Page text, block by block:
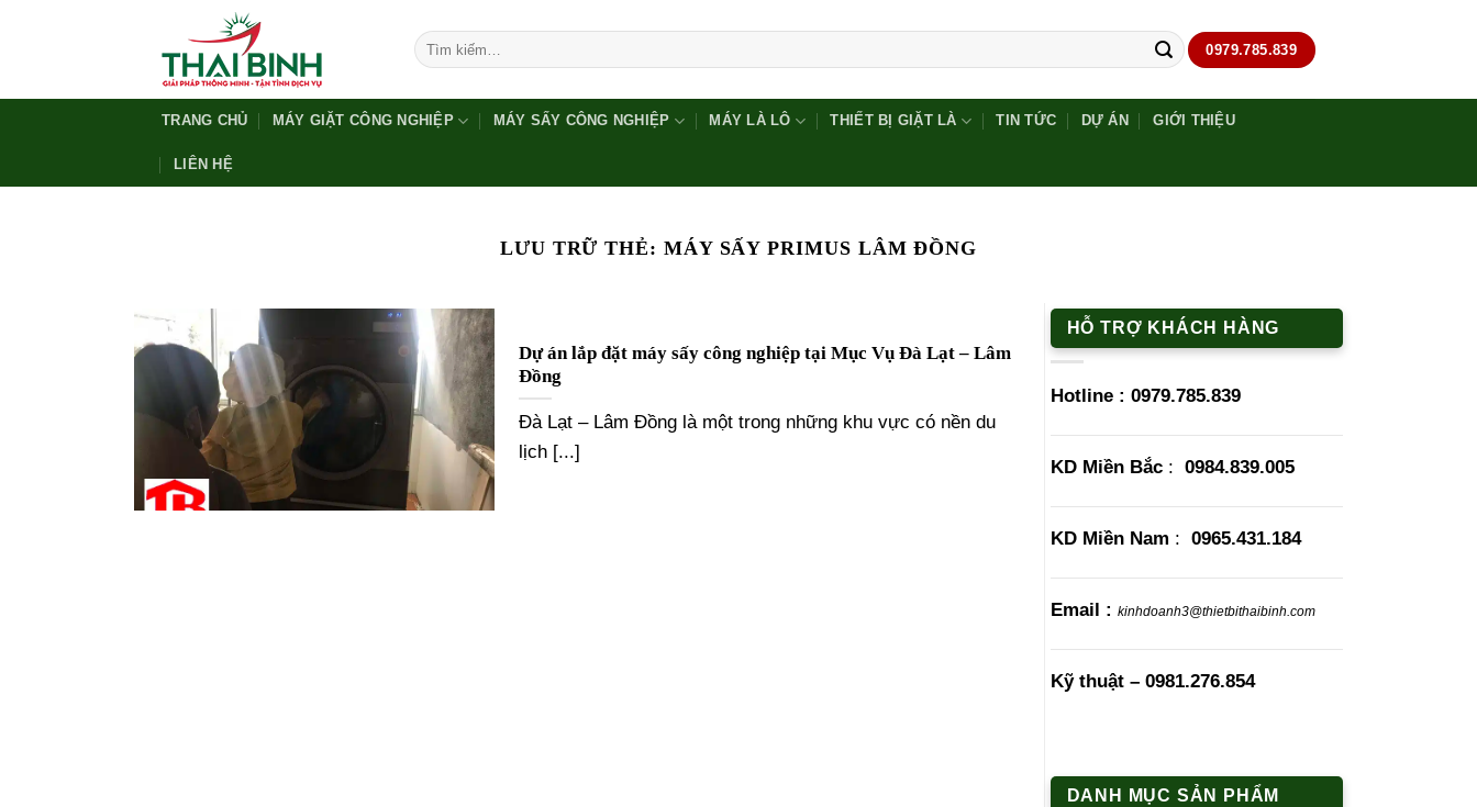
dung
Tìm
kiếm:
0979.785.839
TRANG CHỦ MÁY GIẶT CÔNG NGHIỆP MÁY SẤY CÔNG NGHIỆP MÁY LÀ LÔ THIẾT BỊ GIẶT LÀ TIN TỨC DỰ ÁN GIỚI THIỆU
LIÊN HỆ
LƯU TRỮ THẺ: MÁY SẤY PRIMUS LÂM ĐỒNG
Dự án lắp đặt máy sấy công nghiệp tại Mục Vụ Đà Lạt – Lâm
Đồng
Đà Lạt – Lâm Đồng là một trong những khu vực có nền du
lịch [...]
HỖ TRỢ KHÁCH HÀNG
Hotline : 0979.785.839
KD Miền Bắc: 0984.839.005
KD Miền Nam : 0965.431.184
Email : kinhdoanh3@thietbithaibinh.com
Kỹ thuật – 0981.276.854
DANH MỤC SẢN PHẨM